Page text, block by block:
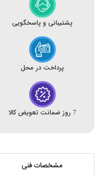
پشتیبانی و پاسخگویی
پرداخت در محل
7 روز ضمانت تعویض کالا
مشخصات فنی